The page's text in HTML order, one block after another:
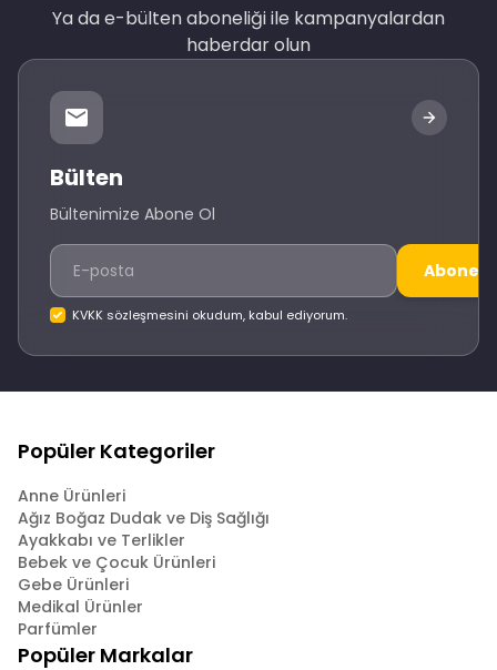
Ya da e-bülten aboneliği ile kampanyalardan
haberdar olun
Bülten
Bültenimize Abone Ol
Abone
KVKK sözleşmesini okudum, kabul ediyorum.
Popüler Kategoriler
Anne Ürünleri
Ağız Boğaz Dudak ve Diş Sağlığı
Ayakkabı ve Terlikler
Bebek ve Çocuk Ürünleri
Gebe Ürünleri
Medikal Ürünler
Parfümler
Popüler Markalar